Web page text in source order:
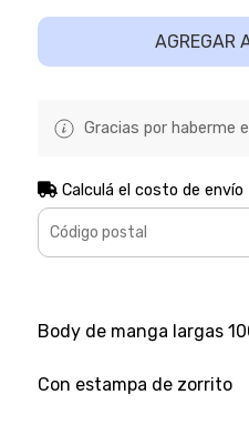
AGREGAR
Gracias por haberme
Calculá el costo de envío
Body de manga largas
Con estampa de zorrito